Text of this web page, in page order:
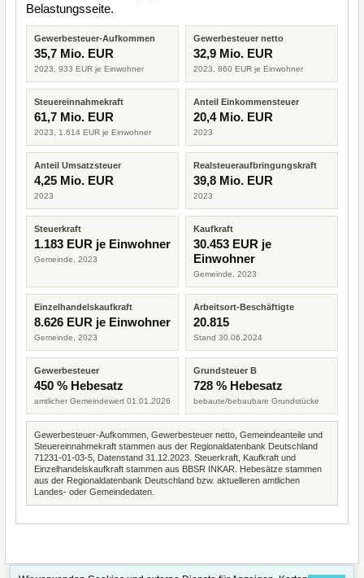
Belastungsseite.
Gewerbesteuer-Aufkommen
35,7 Mio. EUR
2023, 933 EUR je Einwohner
Gewerbesteuer netto
32,9 Mio. EUR
2023, 860 EUR je Einwohner
Steuereinnahmekraft
61,7 Mio. EUR
2023, 1.614 EUR je Einwohner
Anteil Einkommensteuer
20,4 Mio. EUR
2023
Anteil Umsatzsteuer
4,25 Mio. EUR
2023
Realsteueraufbringungskraft
39,8 Mio. EUR
2023
Steuerkraft
1.183 EUR je Einwohner
Gemeinde, 2023
Kaufkraft
30.453 EUR je
Einwohner
Gemeinde, 2023
Einzelhandelskaufkraft
8.626 EUR je Einwohner
Gemeinde, 2023
Arbeitsort-Beschäftigte
20.815
Stand 30.06.2024
Gewerbesteuer
450 % Hebesatz
amtlicher Gemeindewert 01.01.2026
Grundsteuer B
728 % Hebesatz
bebaute/bebaubare Grundstücke
Gewerbesteuer-Aufkommen, Gewerbesteuer netto, Gemeindeanteile und
Steuereinnahmekraft stammen aus der Regionaldatenbank Deutschland
71231-01-03-5, Datenstand 31.12.2023. Steuerkraft, Kaufkraft und
Einzelhandelskaufkraft stammen aus BBSR INKAR. Hebesätze stammen
aus der Regionaldatenbank Deutschland bzw. aktuelleren amtlichen
Landes- oder Gemeindedaten.